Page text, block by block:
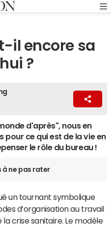
il encore sa
?
d'après", nous en
pour ce qui est de la vie en
le rôle du bureau !
à ne pas rater
un tournant symbolique
d’organisation au travail
crise sanitaire. Le modèle